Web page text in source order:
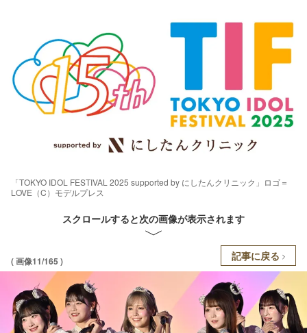
「TOKYO IDOL FESTIVAL 2025 supported by にしたんクリニック」ロゴ＝
LOVE（C）モデルプレス
スクロールすると次の画像が表示されます
( 画像11/165 ) 記事に戻る